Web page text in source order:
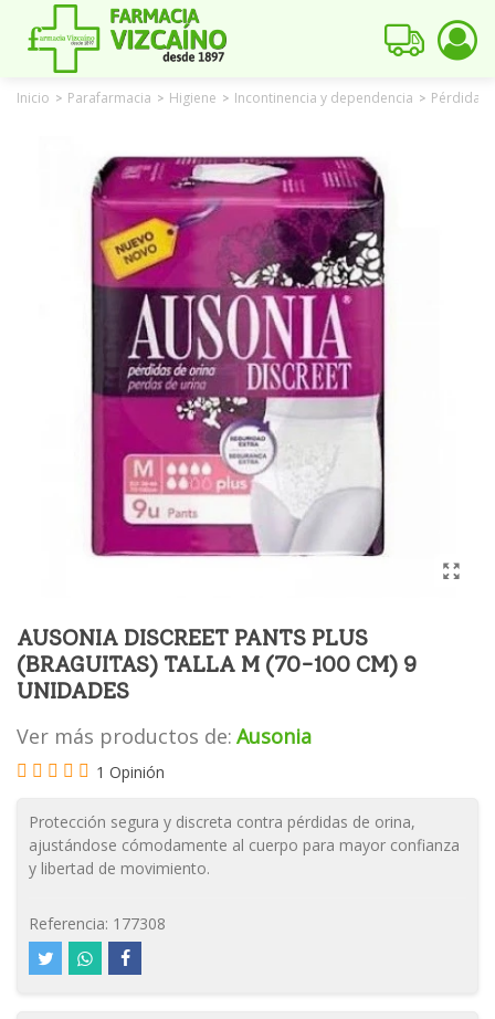
Inicio > Parafarmacia > Higiene > Incontinencia y dependencia > Pérdidas
AUSONIA DISCREET PANTS PLUS
(BRAGUITAS) TALLA M (70-100 CM) 9
UNIDADES
Ver más productos de: Ausonia
1 Opinión
Protección segura y discreta contra pérdidas de orina,
ajustándose cómodamente al cuerpo para mayor confianza
y libertad de movimiento.
Referencia: 177308